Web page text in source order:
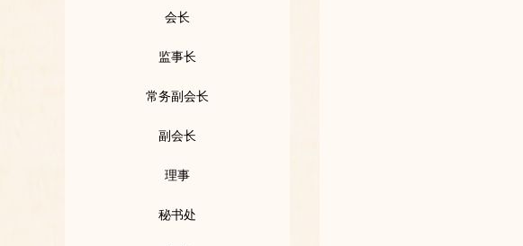
会长
监事长
常务副会长
副会长
理事
秘书处